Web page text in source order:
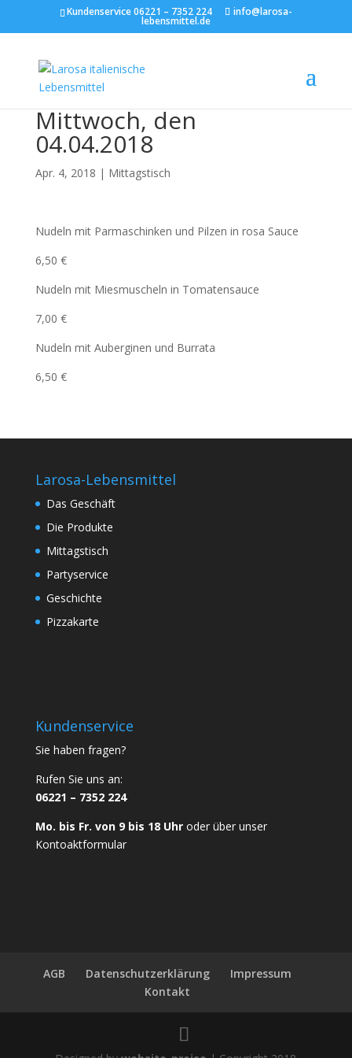
Kundenservice 06221 – 7352 224 info@larosa-
lebensmittel.de
Mittwoch, den
04.04.2018
Apr. 4, 2018 | Mittagstisch
Nudeln mit Parmaschinken und Pilzen in rosa Sauce
6,50 €
Nudeln mit Miesmuscheln in Tomatensauce
7,00 €
Nudeln mit Auberginen und Burrata
6,50 €
Larosa-Lebensmittel
Das Geschäft
Die Produkte
Mittagstisch
Partyservice
Geschichte
Pizzakarte
Kundenservice
Sie haben fragen?
Rufen Sie uns an:
06221 – 7352 224
Mo. bis Fr. von 9 bis 18 Uhroder über unser
Kontoaktformular
AGB Datenschutzerklärung
Impressum
Kontakt